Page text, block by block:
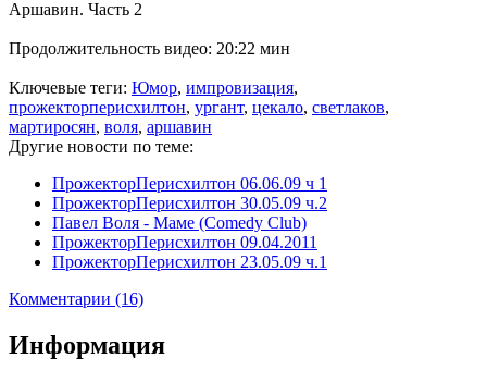
Аршавин. Часть 2
Продолжительность видео: 20:22 мин
Ключевые теги: Юмор, импровизация,
прожекторперисхилтон, ургант, цекало, светлаков,
мартиросян, воля, аршавин
Другие новости по теме:
ПрожекторПерисхилтон 06.06.09 ч 1
ПрожекторПерисхилтон 30.05.09 ч.2
Павел Воля - Маме (Comedy Club)
ПрожекторПерисхилтон 09.04.2011
ПрожекторПерисхилтон 23.05.09 ч.1
Комментарии (16)
Информация